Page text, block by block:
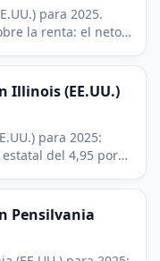
para 2025.
la renta: el neto
Illinois (EE.UU.)
para 2025:
del 4,95 por
Pensilvania